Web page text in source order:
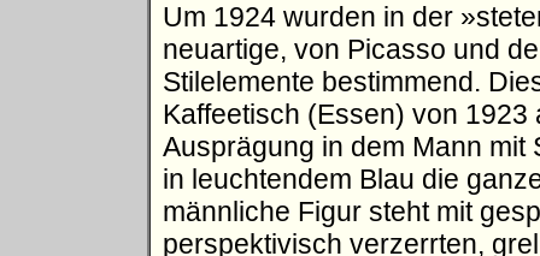
Um 1924 wurden in der
neuartige, von Picasso und
Stilelemente bestimmend.
Kaffeetisch (Essen) von
Ausprägung in dem Mann
in leuchtendem Blau die
männliche Figur steht mit
perspektivisch verzerrten,